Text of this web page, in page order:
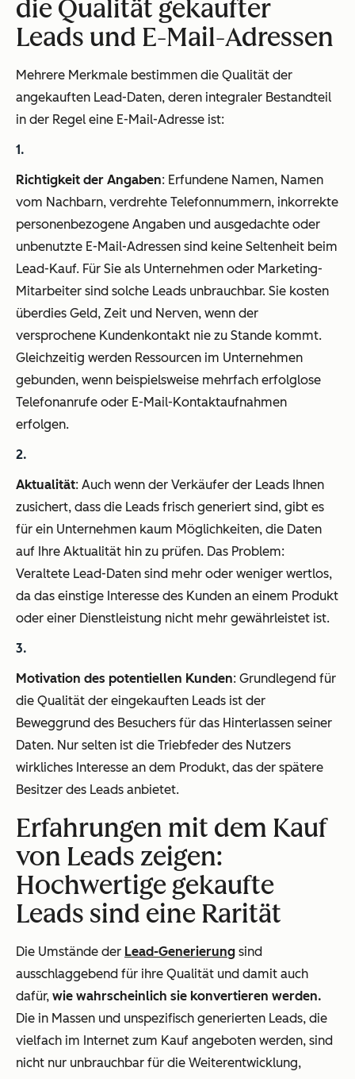
die Qualität gekaufter
Leads und E-Mail-Adressen
Mehrere Merkmale bestimmen die Qualität der
angekauften Lead-Daten, deren integraler Bestandteil
in der Regel eine E-Mail-Adresse ist:
Richtigkeit der Angaben: Erfundene Namen, Namen
vom Nachbarn, verdrehte Telefonnummern, inkorrekte
personenbezogene Angaben und ausgedachte oder
unbenutzte E-Mail-Adressen sind keine Seltenheit beim
Lead-Kauf. Für Sie als Unternehmen oder Marketing-
Mitarbeiter sind solche Leads unbrauchbar. Sie kosten
überdies Geld, Zeit und Nerven, wenn der
versprochene Kundenkontakt nie zu Stande kommt.
Gleichzeitig werden Ressourcen im Unternehmen
gebunden, wenn beispielsweise mehrfach erfolglose
Telefonanrufe oder E-Mail-Kontaktaufnahmen
erfolgen.
Aktualität: Auch wenn der Verkäufer der Leads Ihnen
zusichert, dass die Leads frisch generiert sind, gibt es
für ein Unternehmen kaum Möglichkeiten, die Daten
auf Ihre Aktualität hin zu prüfen. Das Problem:
Veraltete Lead-Daten sind mehr oder weniger wertlos,
da das einstige Interesse des Kunden an einem Produkt
oder einer Dienstleistung nicht mehr gewährleistet ist.
Motivation des potentiellen Kunden: Grundlegend für
die Qualität der eingekauften Leads ist der
Beweggrund des Besuchers für das Hinterlassen seiner
Daten. Nur selten ist die Triebfeder des Nutzers
wirkliches Interesse an dem Produkt, das der spätere
Besitzer des Leads anbietet.
Erfahrungen mit dem Kauf
von Leads zeigen:
Hochwertige gekaufte
Leads sind eine Rarität
Die Umstände der Lead-Generierung sind
ausschlaggebend für ihre Qualität und damit auch
dafür, wie wahrscheinlich sie konvertieren werden.
Die in Massen und unspezifisch generierten Leads, die
vielfach im Internet zum Kauf angeboten werden, sind
nicht nur unbrauchbar für die Weiterentwicklung,